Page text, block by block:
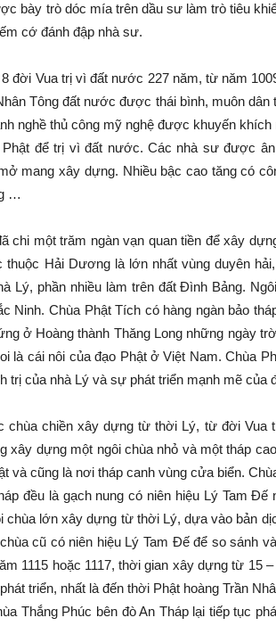
bày trò dóc mía trên dầu sư làm trò tiêu
cớ đánh đập nhà sư.
8 đời Vua trị vì đất nước 227 năm, từ năm
Tông đất nước được thái bình, muôn dân
nghề thủ công mỹ nghệ được khuyến
để trị vì đất nước. Các nhà sư được
mang xây dựng. Nhiều bậc cao tăng có
…
chi một trăm ngàn vạn quan tiền để xây
thuộc Hải Dương là lớn nhất vùng duyên
Lý, phần nhiều làm trên đất Đình Bảng.
Ninh. Chùa Phật Tích có hàng ngàn bảo
ở Hoàng thành Thăng Long những ngày
là cái nôi của đạo Phật ở Việt Nam. Chùa
trị của nhà Lý và sự phát triển mạnh mẽ của
chùa chiền xây dựng từ thời Lý, từ đời Vua
xây dựng một ngôi chùa nhỏ và một tháp
và cũng là nơi tháp canh vùng cửa biển.
đều là gạch nung có niên hiệu Lý Tam
chùa lớn xây dựng từ thời Lý, dựa vào bản
cũ có niên hiệu Lý Tam Đế để so sánh
1115 hoặc 1117, thời gian xây dựng từ 15
triển, nhất là đến thời Phật hoàng Trần
Thắng Phúc bên đò An Tháp lại tiếp tục